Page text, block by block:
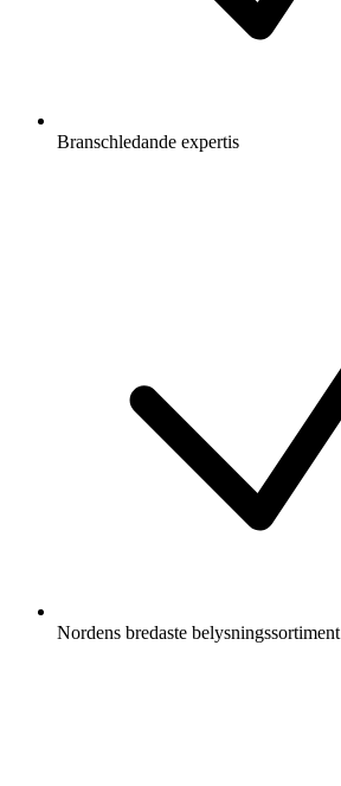
Branschledande expertis
Nordens bredaste belysningssortiment